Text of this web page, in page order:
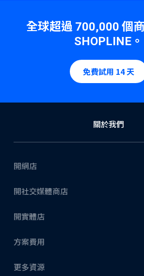
全球超過 700,000 個
SHOPLINE 。
免費試用 14 天
關於我們
開網店
開社交媒體商店
開實體店
方案費用
更多資源